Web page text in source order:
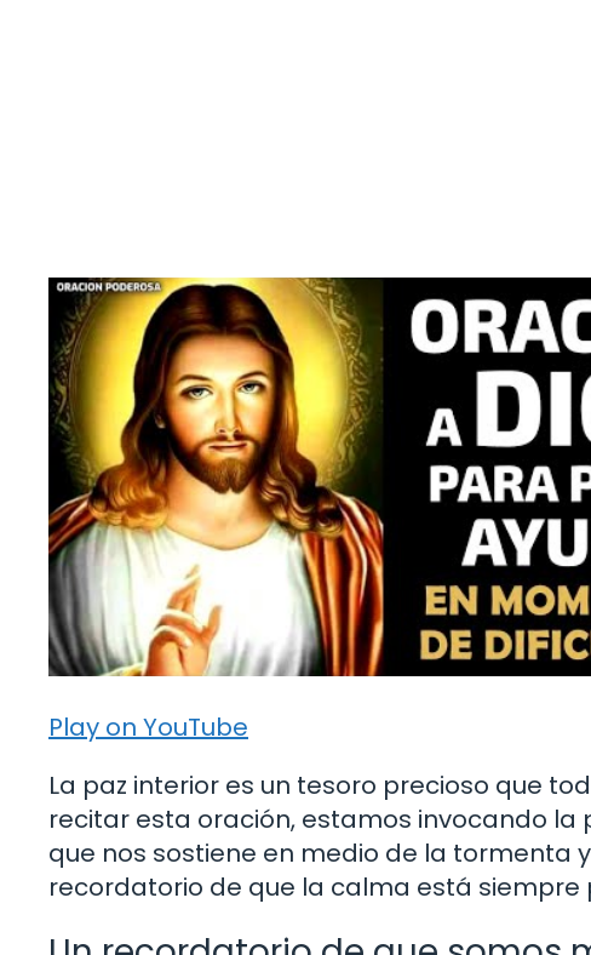
Play on YouTube
La paz interior es un tesoro precioso que
recitar esta oración, estamos invocando
que nos sostiene en medio de la tormenta
recordatorio de que la calma está siempre